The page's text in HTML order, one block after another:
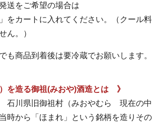
送をご希望の場合は
」をカートに入れてください。（クール料
ん。）
も商品到着後は要冷蔵でお願いします。
を造る御祖(みおや)酒造とは 》
石川県旧御祖村（みおやむら 現在の中
時から「ほまれ」という銘柄を造りその